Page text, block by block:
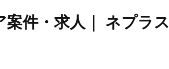
件・求人｜ ネプラス